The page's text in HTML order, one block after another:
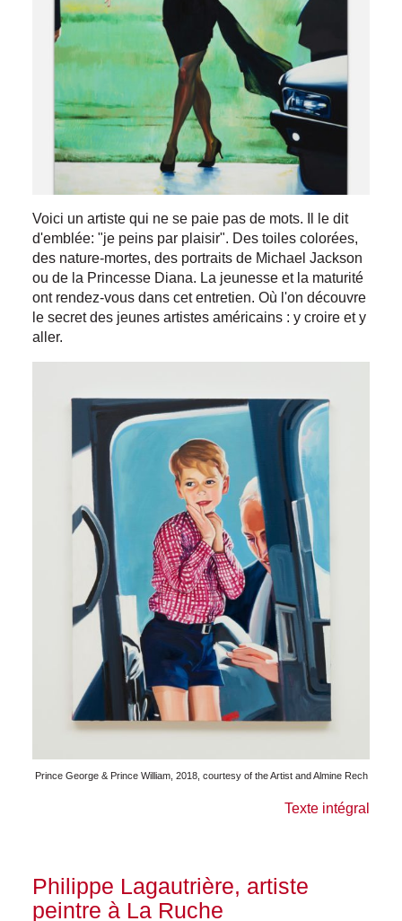
Voici un artiste qui ne se paie pas de mots. Il le dit
d'emblée: "je peins par plaisir". Des toiles colorées,
des nature-mortes, des portraits de Michael Jackson
ou de la Princesse Diana. La jeunesse et la maturité
ont rendez-vous dans cet entretien. Où l'on découvre
le secret des jeunes artistes américains : y croire et y
aller.
Prince George & Prince William, 2018, courtesy of the Artist and Almine Rech
Texte intégral
Philippe Lagautrière, artiste
peintre à La Ruche